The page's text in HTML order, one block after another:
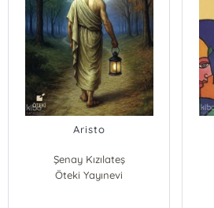
Aristo
Şenay Kızılateş
Öteki Yayınevi